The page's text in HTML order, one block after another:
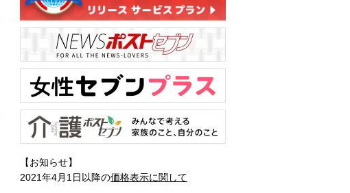
【お知らせ】
2021年4月1日以降の価格表示に関して